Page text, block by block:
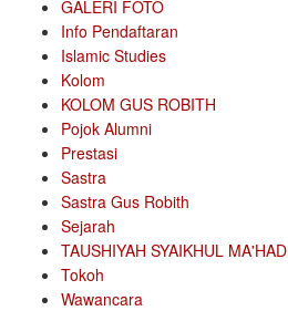
GALERI FOTO
Info Pendaftaran
Islamic Studies
Kolom
KOLOM GUS ROBITH
Pojok Alumni
Prestasi
Sastra
Sastra Gus Robith
Sejarah
TAUSHIYAH SYAIKHUL MA'HAD
Tokoh
Wawancara